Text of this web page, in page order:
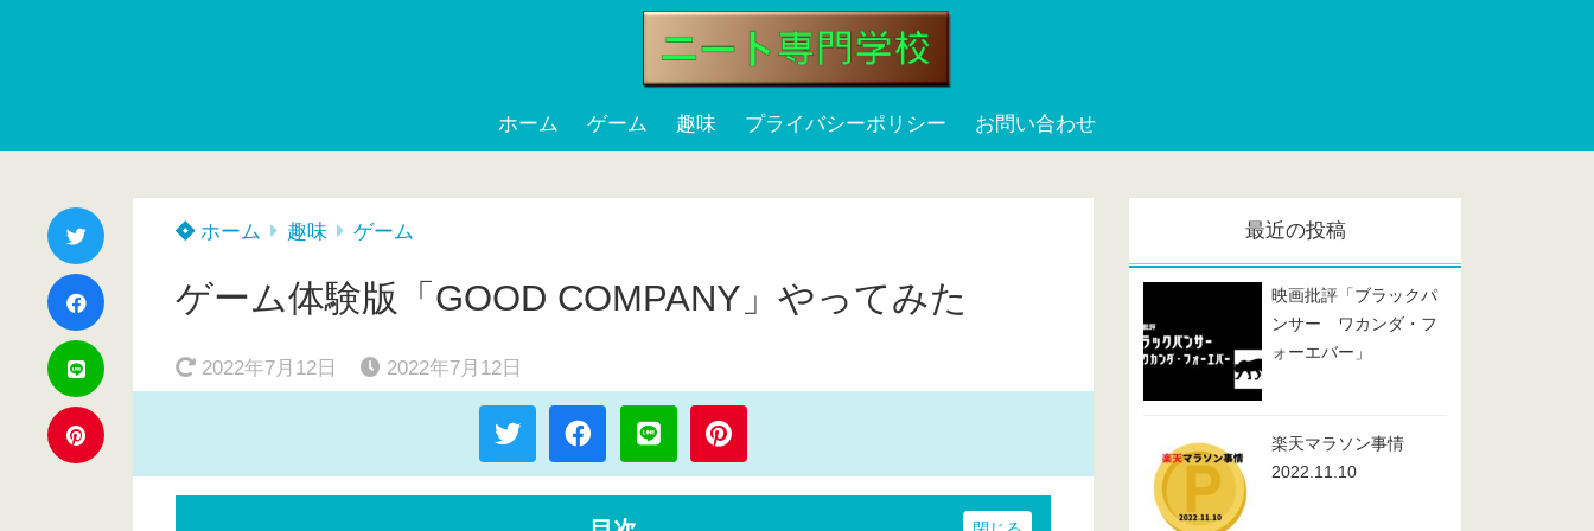
ホーム ゲーム 趣味 プライバシーポリシー お問い合わせ
ホーム 趣味 ゲーム
ゲーム体験版「GOOD COMPANY」やってみた
2022年7月12日 2022年7月12日
最近の投稿
映画批評「ブラックパ
ンサー ワカンダ・フ
ォーエバー」
楽天マラソン事情
2022.11.10